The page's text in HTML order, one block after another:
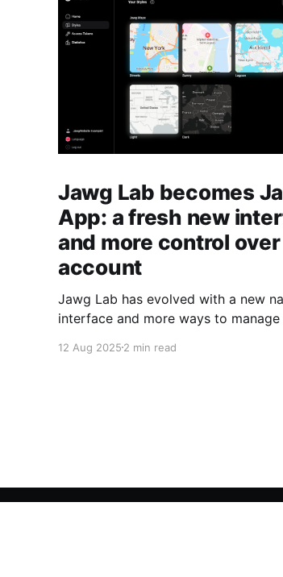
Jawg Lab becomes
App: a fresh new
and more control
account
Jawg Lab has evolved with a new
interface and more ways to
12 Aug 2025 2 min read